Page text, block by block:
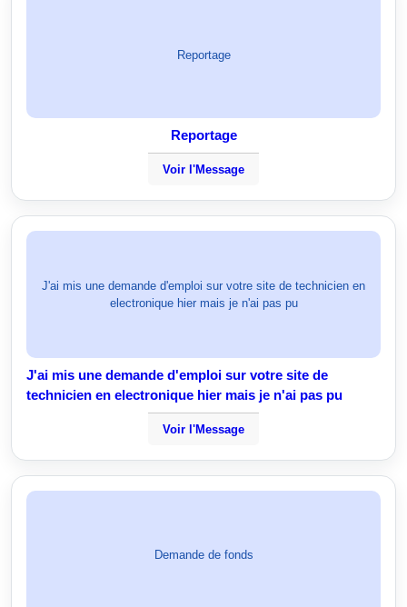
Reportage
Reportage
Voir l'Message
J'ai mis une demande d'emploi sur votre site de technicien en
electronique hier mais je n'ai pas pu
J'ai mis une demande d'emploi sur votre site de
technicien en electronique hier mais je n'ai pas pu
Voir l'Message
Demande de fonds